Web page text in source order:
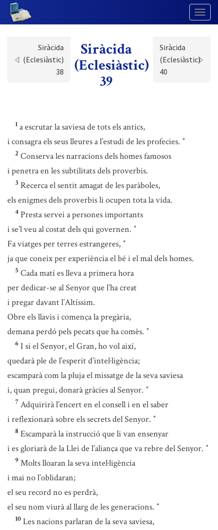
Siràcida
(Eclesiàstic)
38
Siràcida
(Eclesiàstic)
39
Siràcida
(Eclesiàstic)
40
1 a escrutar la saviesa de tots els antics,
i consagra els seus lleures a l’estudi de les profecies. *
2 Conserva les narracions dels homes famosos
i penetra en les subtilitats dels proverbis.
3 Recerca el sentit amagat de les paràboles,
els enigmes dels proverbis li ocupen tota la vida.
4 Presta servei a persones importants
i se’l veu al costat dels qui governen. *
Fa viatges per terres estrangeres, *
ja que coneix per experiència el bé i el mal dels homes.
5 Cada matí es lleva a primera hora
per dedicar-se al Senyor que l’ha creat
i pregar davant l’Altíssim.
Obre els llavis i comença la pregària,
demana perdó pels pecats que ha comès. *
6 I si el Senyor, el Gran, ho vol així,
quedarà ple de l’esperit d’intel·ligència;
escamparà com la pluja el missatge de la seva saviesa
i, quan pregui, donarà gràcies al Senyor. *
7 Adquirirà l’encert en el consell i en el saber
i reflexionarà sobre els secrets del Senyor. *
8 Escamparà la instrucció que li van ensenyar
i es gloriarà de la Llei de l’aliança que va rebre del Senyor. *
9 Molts lloaran la seva intel·ligència
i mai no l’oblidaran;
el seu record no es perdrà,
el seu nom viurà al llarg de les generacions. *
10 Les nacions parlaran de la seva saviesa,